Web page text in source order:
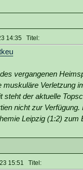
14:35 Titel:
vergangenen
muskuläre Verletzung
steht der aktuelle
nicht zur
Leipzig (1:2) zum
15:51 Titel: